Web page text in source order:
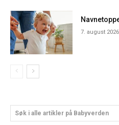
7. august 2026
Søk i alle artikler på Babyverden